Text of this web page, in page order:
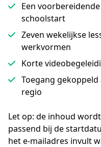
Een
schoolstart
Zeven wekelijkse
werkvormen
Korte
Toegang
regio
Let op: de inhoud
passend bij de
het e-mailadres invult